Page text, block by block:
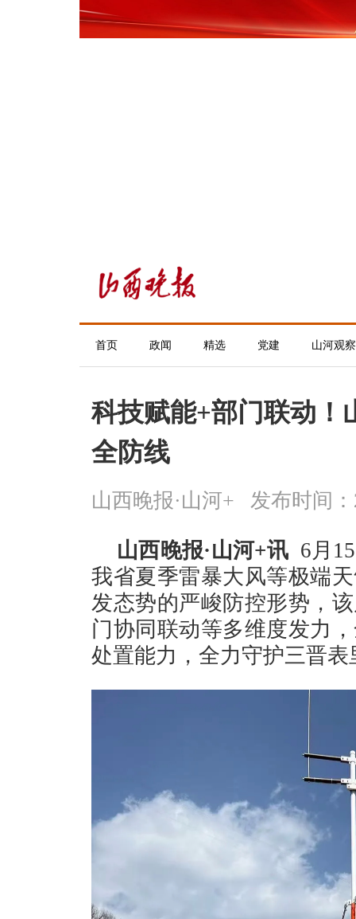
首页 政闻 精选 党建 山河观察
科技赋能+部门联动！
全防线
山西晚报·山河+ 发布时间：
山西晚报·山河+讯 6月
我省夏季雷暴大风等极端
发态势的严峻防控形势，
门协同联动等多维度发力
处置能力，全力守护三晋